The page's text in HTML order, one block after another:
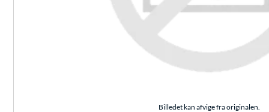
Billedet kan afvige fra originalen.